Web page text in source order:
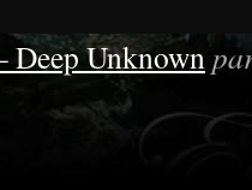
Deep Unknown